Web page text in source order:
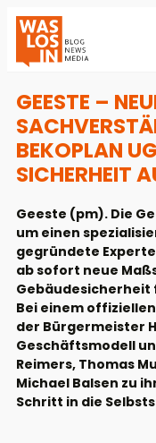
GEESTE –
BEKOPLAN
SICHERHEIT
Geeste (pm). Die
um einen
gegründete
ab sofort neue
Bei einem
der Bürgermeister
Geschäftsmodell
Reimers, Thomas
Michael Balsen zu
Schritt in die